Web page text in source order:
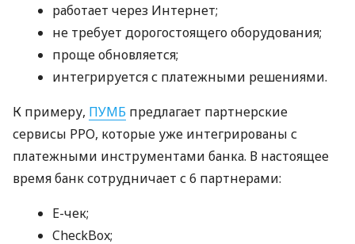
работает через Интернет;
не требует дорогостоящего оборудования;
проще обновляется;
интегрируется с платежными решениями.
К примеру, ПУМБ предлагает партнерские
сервисы РРО, которые уже интегрированы с
платежными инструментами банка. В настоящее
время банк сотрудничает с 6 партнерами:
E-чек;
CheckBox;